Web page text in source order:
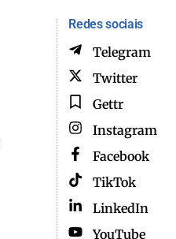
Redes sociais
Telegram
Twitter
Gettr
Instagram
Facebook
TikTok
LinkedIn
YouTube